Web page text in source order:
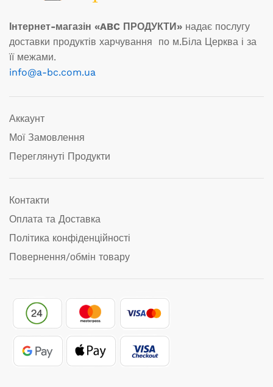
Інтернет-магазін «ABC ПРОДУКТИ» надає послугу
доставки продуктів харчування по м.Біла Церква і за
її межами.
info@a-bc.com.ua
Аккаунт
Мої Замовлення
Переглянуті Продукти
Контакти
Оплата та Доставка
Політика конфіденційності
Повернення/обмін товару